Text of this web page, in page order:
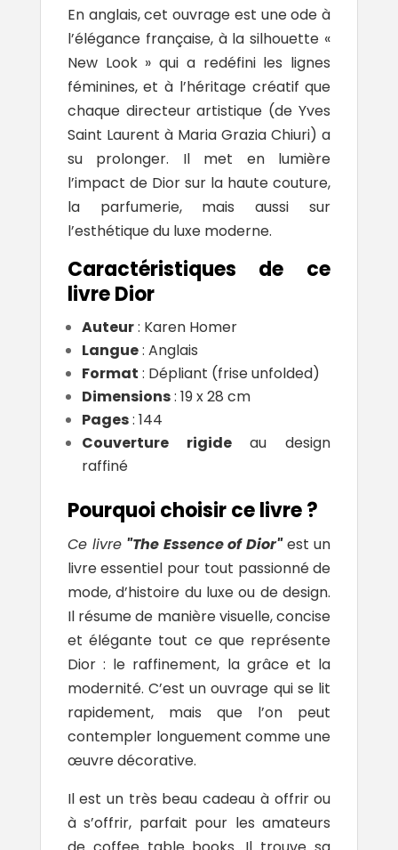
En anglais, cet ouvrage est une ode à
l’élégance française, à la silhouette «
New Look » qui a redéfini les lignes
féminines, et à l’héritage créatif que
chaque directeur artistique (de Yves
Saint Laurent à Maria Grazia Chiuri) a
su prolonger. Il met en lumière
l’impact de Dior sur la haute couture,
la parfumerie, mais aussi sur
l’esthétique du luxe moderne.
Caractéristiques de ce
livre Dior
Auteur: Karen Homer
Langue: Anglais
Format : Dépliant (frise unfolded)
Dimensions: 19 x 28 cm
Pages: 144
Couverture rigideau design
raffiné
Pourquoi choisir ce livre ?
Ce livre"The Essence of Dior"est un
livre essentiel pour tout passionné de
mode, d’histoire du luxe ou de design.
Il résume de manière visuelle, concise
et élégante tout ce que représente
Dior : le raffinement, la grâce et la
modernité. C’est un ouvrage qui se lit
rapidement, mais que l’on peut
contempler longuement comme une
œuvre décorative.
Il est un très beaucadeau à offrir ou
à s’offrir, parfait pour les amateurs